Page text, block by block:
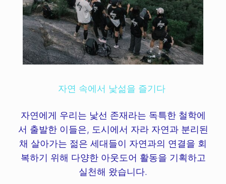
자연 속에서 낯섦을 즐기다
자연에게 우리는 낯선 존재라는 독특한 철학에
서 출발한 이들은, 도시에서 자라 자연과 분리된
채 살아가는 젊은 세대들이 자연과의 연결을 회
복하기 위해 다양한 아웃도어 활동을 기획하고
실천해 왔습니다.